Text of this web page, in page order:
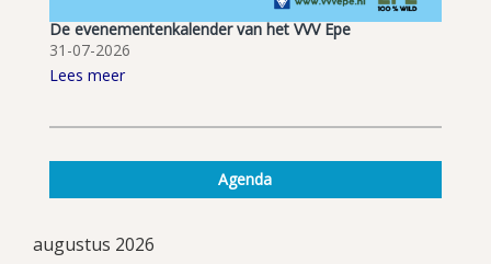
De evenementenkalender van het VVV Epe
31-07-2026
Lees meer
Agenda
augustus 2026